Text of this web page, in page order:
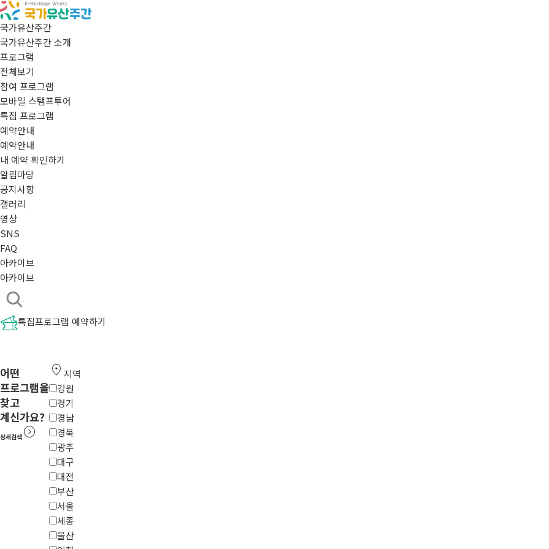
국가유산주간
국가유산주간 소개
프로그램
전체보기
참여 프로그램
모바일 스탬프투어
특집 프로그램
예약안내
예약안내
내 예약 확인하기
알림마당
공지사항
갤러리
영상
SNS
FAQ
아카이브
아카이브
특집프로그램 예약하기
어떤
프로그램을
찾고
계신가요?
상세검색 expand_circle_right
location_on 지역
강원
경기
경남
경북
광주
대구
대전
부산
서울
세종
울산